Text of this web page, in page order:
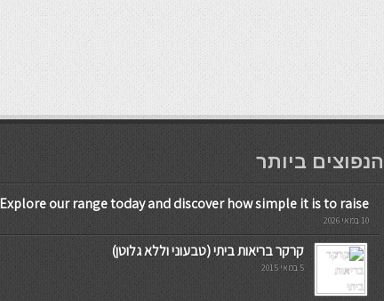
мостбет кг
הנפוצים ביותר
Explore our range today and discover how simple it is to raise
10 במאי 2026
קרקר בריאות ביתי (טבעוני וללא גלוטן)
5 במאי 2015